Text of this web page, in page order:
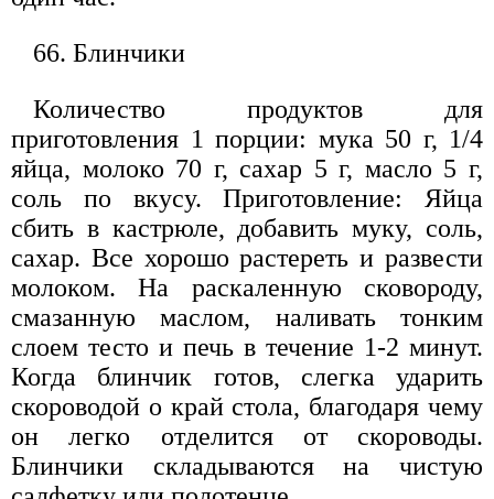
66. Блинчики
Количество продуктов для
приготовления 1 порции: мука 50 г, 1/4
яйца, молоко 70 г, сахар 5 г, масло 5 г,
соль по вкусу. Приготовление: Яйца
сбить в кастрюле, добавить муку, соль,
сахар. Все хорошо растереть и развести
молоком. На раскаленную сковороду,
смазанную маслом, наливать тонким
слоем тесто и печь в течение 1-2 минут.
Когда блинчик готов, слегка ударить
скороводой о край стола, благодаря чему
он легко отделится от скороводы.
Блинчики складываются на чистую